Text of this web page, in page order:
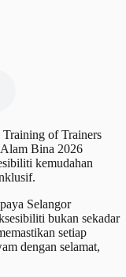
of Trainers
Bina 2026
kemudahan
Selangor
bukan sekadar
setiap
dengan selamat,